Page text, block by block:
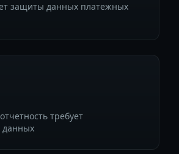
защиты данных платежных
требует